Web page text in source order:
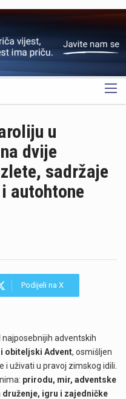
u
dvije
sadržaje
autohtone
Podijeli na X
najposebnijih adventskih
obiteljski Advent, osmišljen
i uživati u pravoj zimskog idili.
prirodu, mir, adventske
igru i zajedničke